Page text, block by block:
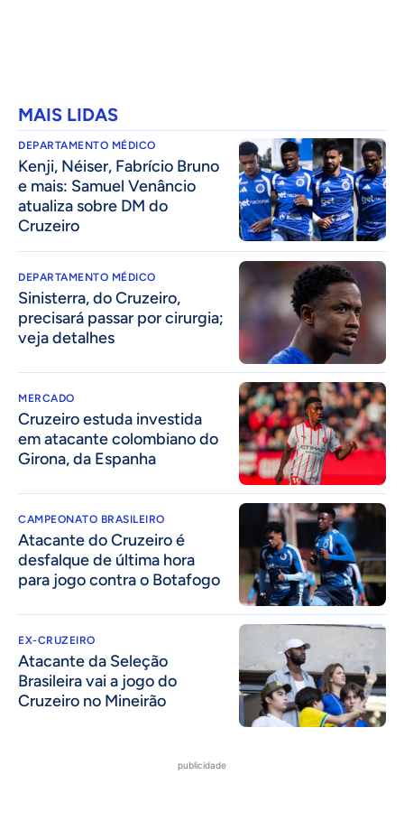
MAIS LIDAS
DEPARTAMENTO MÉDICO
Kenji, Néiser, Fabrício Bruno
e mais: Samuel Venâncio
atualiza sobre DM do
Cruzeiro
DEPARTAMENTO MÉDICO
Sinisterra, do Cruzeiro,
precisará passar por cirurgia;
veja detalhes
MERCADO
Cruzeiro estuda investida
em atacante colombiano do
Girona, da Espanha
CAMPEONATO BRASILEIRO
Atacante do Cruzeiro é
desfalque de última hora
para jogo contra o Botafogo
EX-CRUZEIRO
Atacante da Seleção
Brasileira vai a jogo do
Cruzeiro no Mineirão
publicidade